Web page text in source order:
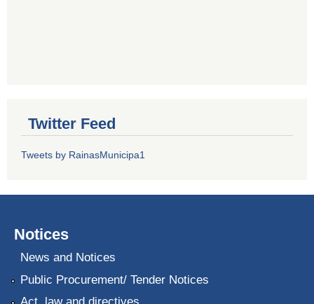
Twitter Feed
Tweets by RainasMunicipa1
Notices
News and Notices
Public Procurement/ Tender Notices